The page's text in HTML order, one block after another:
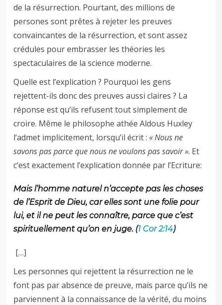
de la résurrection. Pourtant, des millions de
persones sont prêtes à rejeter les preuves
convaincantes de la résurrection, et sont assez
crédules pour embrasser les théories les
spectaculaires de la science moderne.
Quelle est l’explication ? Pourquoi les gens
rejettent-ils donc des preuves aussi claires ? La
réponse est qu’ils refusent tout simplement de
croire. Même le philosophe athée Aldous Huxley
l’admet implicitement, lorsqu’il écrit :« Nous ne
savons pas parce que nous ne voulons pas savoir ». Et
c’est exactement l’explication donnée par l’Ecriture:
Mais l’homme naturel n’accepte pas les choses
de l’Esprit de Dieu, car elles sont une folie pour
lui, et il ne peut les connaître, parce que c’est
spirituellement qu’on en juge. (1 Cor 2:14)
[…]
Les personnes qui rejettent la résurrection ne le
font pas par absence de preuve, mais parce qu’ils ne
parviennent à la connaissance de la vérité, du moins